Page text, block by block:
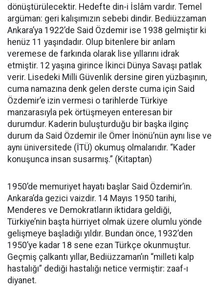
dönüştürülecektir. Hedefte din-i İslâm vardır. Temel
argüman: geri kalışımızın sebebi dindir. Bediüzzaman
Ankara’ya 1922’de Said Özdemir ise 1938 gelmiştir ki
henüz 11 yaşındadır. Olup bitenlere bir anlam
veremese de farkında olarak lise yıllarını idrak
etmiştir. 12 yaşına girince İkinci Dünya Savaşı patlak
verir. Lisedeki Milli Güvenlik dersine giren yüzbaşının,
cuma namazına denk gelen derste cuma için Said
Özdemir’e izin vermesi o tarihlerde Türkiye
manzarasıyla pek örtüşmeyen enteresan bir
durumdur. Kaderin buluşturduğu bir başka ilginç
durum da Said Özdemir ile Ömer İnönü’nün aynı lise ve
aynı üniversitede (İTÜ) okumuş olmalarıdır. “Kader
konuşunca insan susarmış.” (Kitaptan)
1950’de memuriyet hayatı başlar Said Özdemir’in.
Ankara’da gezici vaizdir. 14 Mayıs 1950 tarihi,
Menderes ve Demokratların iktidara geldiği,
Türkiye’nin başta hürriyet olmak üzere olumlu yönde
gelişmeye başladığı yıldır. Bundan önce, 1932’den
1950’ye kadar 18 sene ezan Türkçe okunmuştur.
Geçmiş çalkantı yıllar, Bediüzzaman’ın “milleti kalp
hastalığı” dediği hastalığı netice vermiştir: zaaf-ı
diyanet.